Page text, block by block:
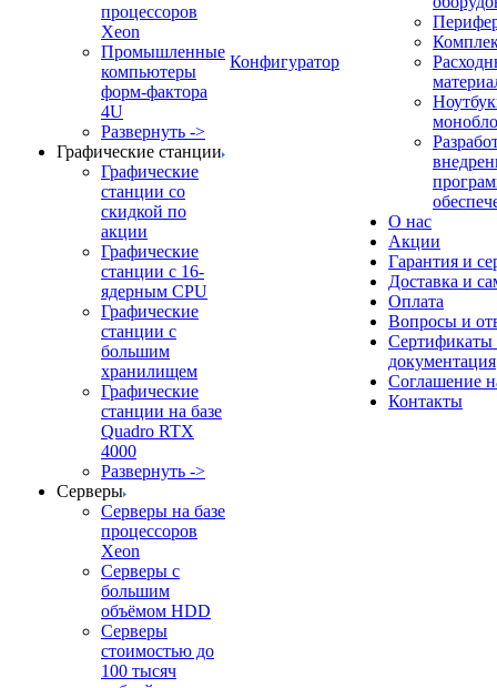
процессоров
Xeon
Промышленные
компьютеры
форм-фактора
4U
Развернуть ->
Графические станции
Графические
станции со
скидкой по
акции
Графические
станции с 16-
ядерным CPU
Графические
станции с
большим
хранилищем
Графические
станции на базе
Quadro RTX
4000
Развернуть ->
Серверы
Серверы на базе
процессоров
Xeon
Серверы с
большим
объёмом HDD
Серверы
стоимостью до
100 тысяч
Конфигуратор
О нас
Акции
Гарантия и
Доставка и
Оплата
Вопросы и
Сертификаты
документация
Соглашение
Контакты